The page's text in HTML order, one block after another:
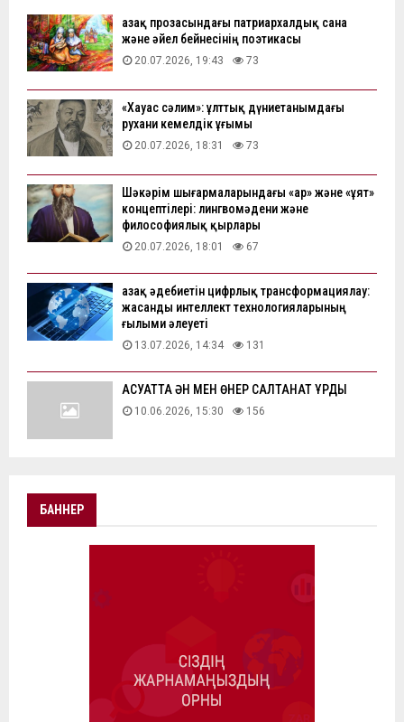
Қазақ прозасындағы патриархалдық сана
және әйел бейнесінің поэтикасы
20.07.2026, 19:43 73
«Хауас сәлим»: ұлттық дүниетанымдағы
рухани кемелдік ұғымы
20.07.2026, 18:31 73
Шәкәрім шығармаларындағы «ар» және «ұят»
концептілері: лингвомәдени және
философиялық қырлары
20.07.2026, 18:01 67
Қазақ әдебиетін цифрлық трансформациялау:
жасанды интеллект технологияларының
ғылыми әлеуеті
13.07.2026, 14:34 131
АҚСУАТТА ӘН МЕН ӨНЕР САЛТАНАТ ҚҰРДЫ
10.06.2026, 15:30 156
БАННЕР